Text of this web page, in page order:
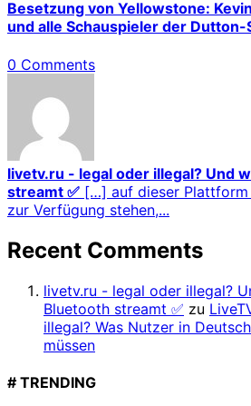
Besetzung von Yellowstone:
und alle Schauspieler der Dutton-
0 Comments
livetv.ru - legal oder illegal? Und
streamt ✅ […] auf dieser
zur Verfügung stehen,...
Recent Comments
livetv.ru - legal oder illegal?
Bluetooth streamt ✅ zu
illegal? Was Nutzer in
müssen
# TRENDING